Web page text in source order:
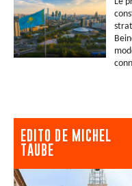
EDITO DE MICHEL
TAUBE